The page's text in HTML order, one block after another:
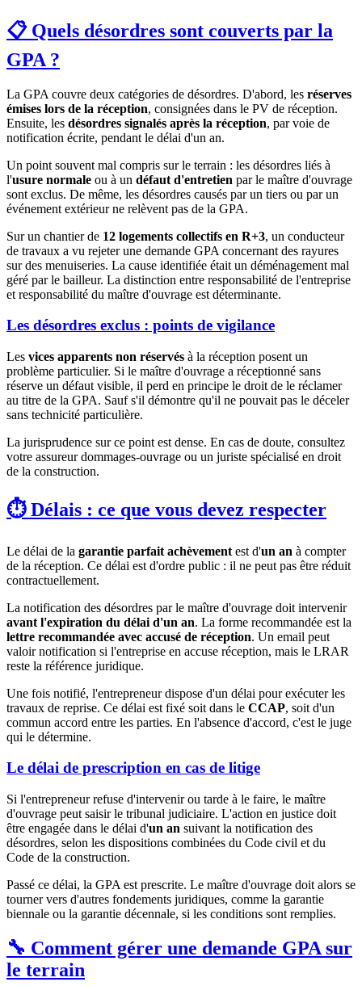
📋 Quels désordres sont couverts par la
GPA ?
La GPA couvre deux catégories de désordres. D'abord, les réserves
émises lors de la réception, consignées dans le PV de réception.
Ensuite, les désordres signalés après la réception, par voie de
notification écrite, pendant le délai d'un an.
Un point souvent mal compris sur le terrain : les désordres liés à
l'usure normale ou à un défaut d'entretien par le maître d'ouvrage
sont exclus. De même, les désordres causés par un tiers ou par un
événement extérieur ne relèvent pas de la GPA.
Sur un chantier de 12 logements collectifs en R+3, un conducteur
de travaux a vu rejeter une demande GPA concernant des rayures
sur des menuiseries. La cause identifiée était un déménagement mal
géré par le bailleur. La distinction entre responsabilité de l'entreprise
et responsabilité du maître d'ouvrage est déterminante.
Les désordres exclus : points de vigilance
Les vices apparents non réservés à la réception posent un
problème particulier. Si le maître d'ouvrage a réceptionné sans
réserve un défaut visible, il perd en principe le droit de le réclamer
au titre de la GPA. Sauf s'il démontre qu'il ne pouvait pas le déceler
sans technicité particulière.
La jurisprudence sur ce point est dense. En cas de doute, consultez
votre assureur dommages-ouvrage ou un juriste spécialisé en droit
de la construction.
⏱️ Délais : ce que vous devez respecter
Le délai de la garantie parfait achèvement est d'un an à compter
de la réception. Ce délai est d'ordre public : il ne peut pas être réduit
contractuellement.
La notification des désordres par le maître d'ouvrage doit intervenir
avant l'expiration du délai d'un an. La forme recommandée est la
lettre recommandée avec accusé de réception. Un email peut
valoir notification si l'entreprise en accuse réception, mais le LRAR
reste la référence juridique.
Une fois notifié, l'entrepreneur dispose d'un délai pour exécuter les
travaux de reprise. Ce délai est fixé soit dans le CCAP, soit d'un
commun accord entre les parties. En l'absence d'accord, c'est le juge
qui le détermine.
Le délai de prescription en cas de litige
Si l'entrepreneur refuse d'intervenir ou tarde à le faire, le maître
d'ouvrage peut saisir le tribunal judiciaire. L'action en justice doit
être engagée dans le délai d'un an suivant la notification des
désordres, selon les dispositions combinées du Code civil et du
Code de la construction.
Passé ce délai, la GPA est prescrite. Le maître d'ouvrage doit alors se
tourner vers d'autres fondements juridiques, comme la garantie
biennale ou la garantie décennale, si les conditions sont remplies.
🔧 Comment gérer une demande GPA sur
le terrain